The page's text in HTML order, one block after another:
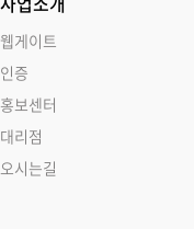
웹게이트
인증
홍보센터
대리점
오시는길